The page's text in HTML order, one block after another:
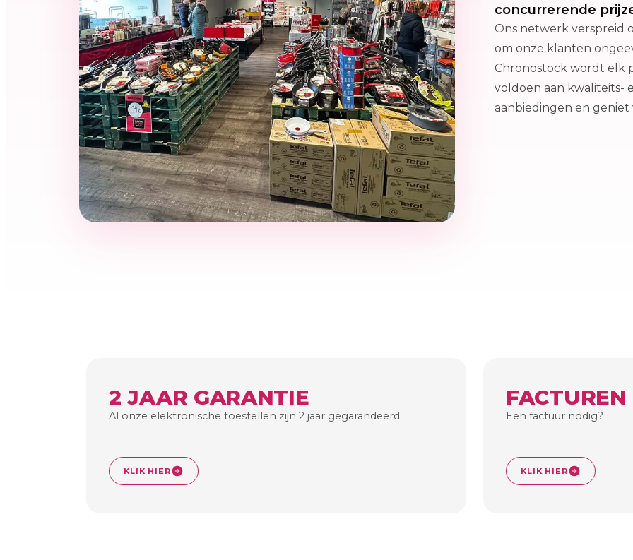
concurrerende
Ons netwerk verspreid
om onze klanten
Chronostock wordt elk
voldoen aan kwaliteits-
aanbiedingen en
2 JAAR GARANTIE
Al onze elektronische toestellen zijn 2 jaar gegarandeerd.
KLIK HIER
FACTUREN
Een factuur nodig?
KLIK HIER